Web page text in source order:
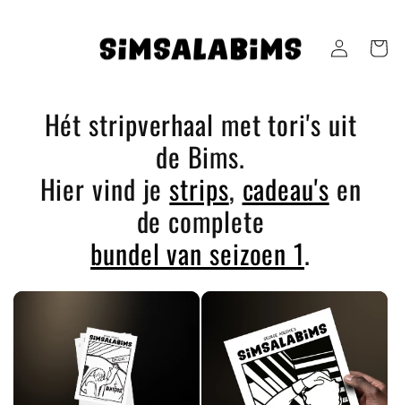
Log
in
Cart
Hét stripverhaal met tori's uit
de Bims.
Hier vind jestrips, cadeau's en
de complete
bundel van seizoen 1.